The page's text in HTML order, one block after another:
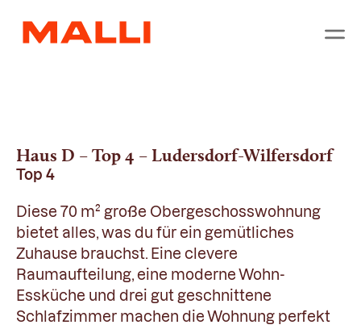
Haus D – Top 4 – Ludersdorf-Wilfersdorf
Top 4
Diese 70 m² große Obergeschosswohnung
bietet alles, was du für ein gemütliches
Zuhause brauchst. Eine clevere
Raumaufteilung, eine moderne Wohn-
Essküche und drei gut geschnittene
Schlafzimmer machen die Wohnung perfekt